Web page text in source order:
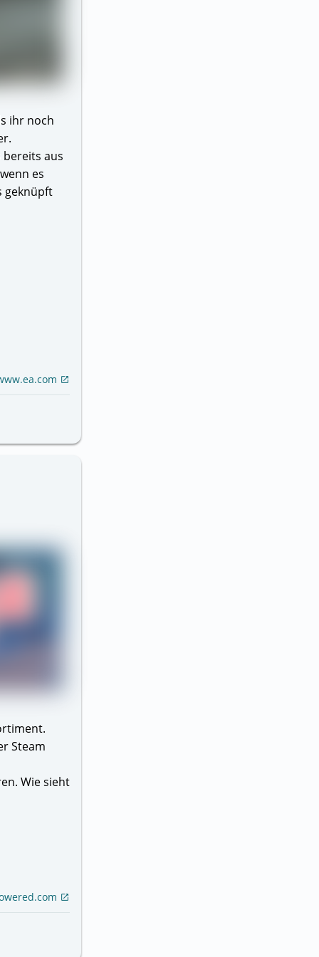
ihr noch
bereits aus
es
geknüpft
open_in_new
Steam
Wie sieht
open_in_new